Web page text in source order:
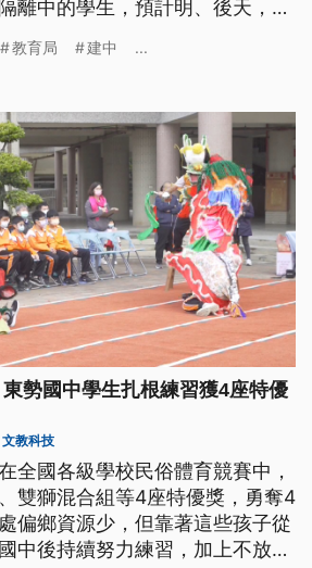
離中的學生，預計明、後天，陸
丁等地遊玩。其中1班有14名學
建中的校安通報，提醒儘管校園
有防
教育局 建中 ...
勢國中學生扎根練習獲4座特優
文教科技
全國各級學校民俗體育競賽中，
雙獅混合組等4座特優獎，勇奪4
偏鄉資源少，但靠著這些孩子從
中後持續努力練習，加上不放棄